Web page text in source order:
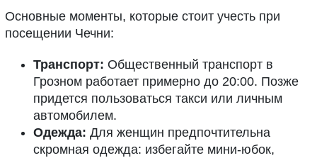
Основные моменты, которые стоит учесть при
посещении Чечни:
Транспорт: Общественный транспорт в
Грозном работает примерно до 20:00. Позже
придется пользоваться такси или личным
автомобилем.
Одежда: Для женщин предпочтительна
скромная одежда: избегайте мини-юбок,